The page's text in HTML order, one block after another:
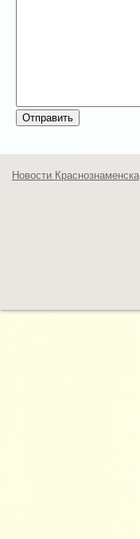
Новости Краснознаменска